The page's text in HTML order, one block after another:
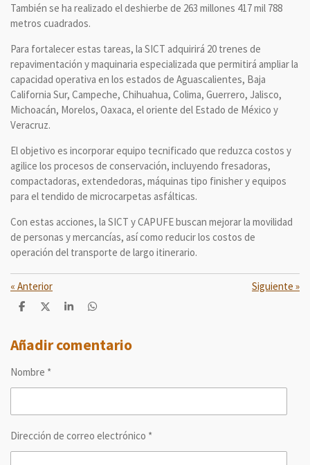
También se ha realizado el deshierbe de 263 millones 417 mil 788
metros cuadrados.
Para fortalecer estas tareas, la SICT adquirirá 20 trenes de
repavimentación y maquinaria especializada que permitirá ampliar la
capacidad operativa en los estados de Aguascalientes, Baja
California Sur, Campeche, Chihuahua, Colima, Guerrero, Jalisco,
Michoacán, Morelos, Oaxaca, el oriente del Estado de México y
Veracruz.
El objetivo es incorporar equipo tecnificado que reduzca costos y
agilice los procesos de conservación, incluyendo fresadoras,
compactadoras, extendedoras, máquinas tipo finisher y equipos
para el tendido de microcarpetas asfálticas.
Con estas acciones, la SICT y CAPUFE buscan mejorar la movilidad
de personas y mercancías, así como reducir los costos de
operación del transporte de largo itinerario.
« Anterior Siguiente »
C
p
a
t
C
p
a
C
p
a
C
p
a
Añadir comentario
Nombre *
Dirección de correo electrónico *